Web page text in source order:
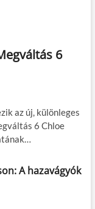
6
az új, különleges
6 Chloe
A hazavágyók